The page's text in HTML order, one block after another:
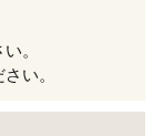
。
い。